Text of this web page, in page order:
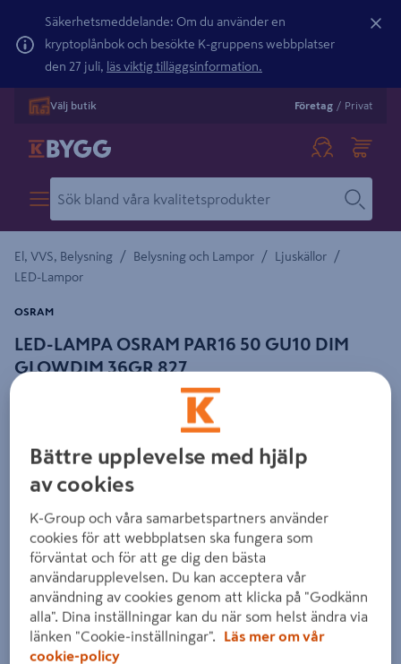
Säkerhetsmeddelande: Om du använder en
kryptoplånbok och besökte K-gruppens webbplatser
den 27 juli, läs viktig tilläggsinformation.
Välj butik Företag / Privat
El, VVS, Belysning / Belysning och Lampor / Ljuskällor /
LED-Lampor
LED-LAMPA OSRAM PAR16 50 GU10 DIM
GLOWDIM 36GR 827
OSRAM
Detaljerad beskrivning finns i produktbeskrivningsområdet
Bättre upplevelse med hjälp
av cookies
K-Group och våra samarbetspartners använder
cookies för att webbplatsen ska fungera som
förväntat och för att ge dig den bästa
användarupplevelsen. Du kan acceptera vår
användning av cookies genom att klicka på "Godkänn
alla". Dina inställningar kan du när som helst ändra via
länken "Cookie-inställningar".
Läs mer om vår
cookie-policy